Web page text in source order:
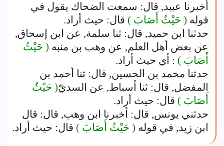
أخبرنا عبيد, قال: سمعت الضحاك يقول في
قوله ( حَيْثُ أَصَابَ ) قال: حيث أراد.
حدثنا ابن حميد, قال: ثنا سلمة, عن ابن إسحاق,
عن بعض أهل العلم, عن وهب بن منبه ( حَيْثُ
أَصَابَ ) : أي حيث أراد.
حدثنا محمد بن الحسين, قال: ثنا أحمد بن
المفضل, قال: ثنا أسباط, عن السديّ( حَيْثُ
أَصَابَ ) قال: حيث أراد.
حدثني يونس, قال: أخبرنا ابن وهب, قال: قال
ابن زيد, في قوله ( حَيْثُ أَصَابَ ) قال: حيث أراد.